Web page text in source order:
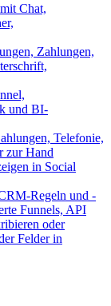
Chat,
Zahlungen,
und BI-
Telefonie,
zur Hand
in Social
Regeln und -
Funnels, API
oder
Felder in